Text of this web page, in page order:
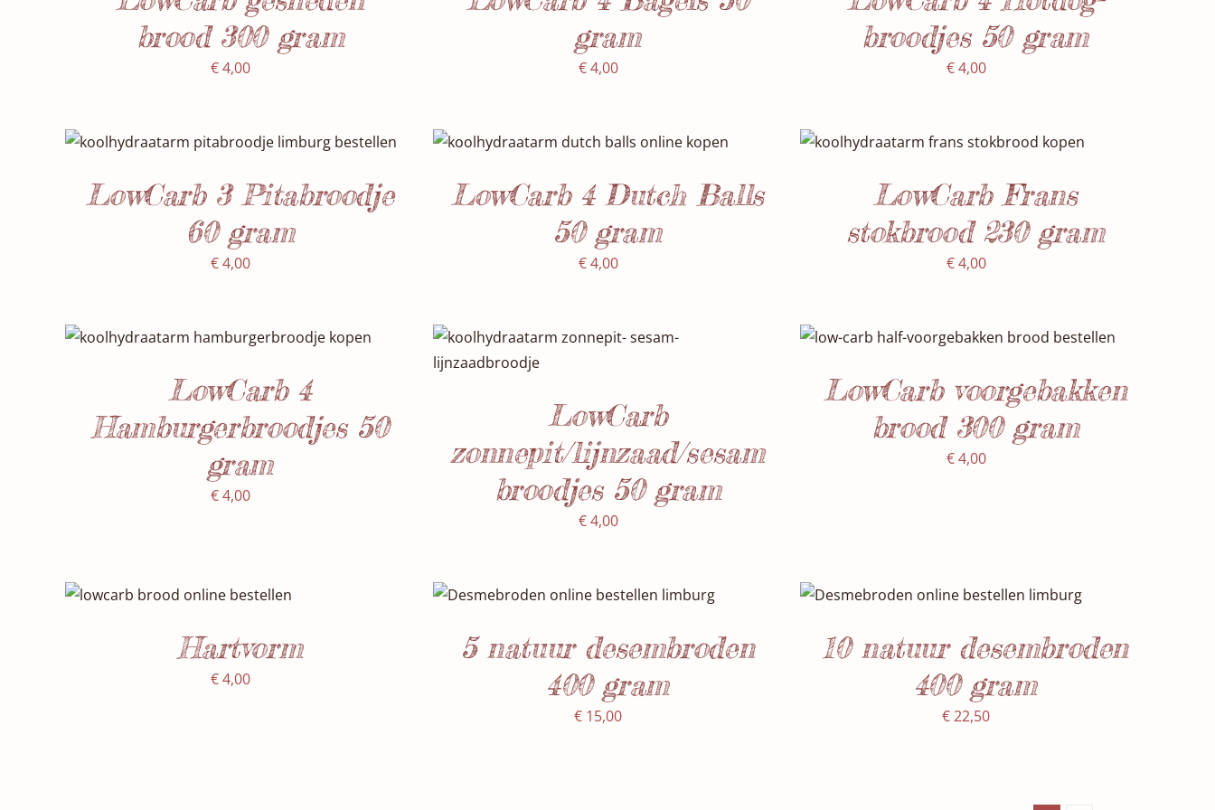
brood 300 gram
€4,00
gram
€4,00
broodjes 50 gram
€4,00
SELECTEER DATUM(S) / DETAILS
LowCarb 3 Pitabroodje
60 gram
€4,00
SELECTEER DATUM(S) / DETAILS
LowCarb 4 Dutch Balls
50 gram
€4,00
SELECTEER DATUM(S) / DETAILS
LowCarb Frans
stokbrood 230 gram
€4,00
SELECTEER DATUM(S) / DETAILS
LowCarb 4
Hamburgerbroodjes 50
gram
€4,00
SELECTEER DATUM(S)
LowCarb
zonnepit/lijnzaad/sesam
broodjes 50 gram
€4,00
Waardering
SELECTEER DATUM(S)
LowCarb voorgebakken
brood 300 gram
€4,00
SELECTEER DATUM(S) /
Hartvorm
€4,00
SELECTEER DATUM(S) / DETAILS
5 natuur desembroden
400 gram
€ 15,00
SELECTEER DATUM(S) / DETAILS
10 natuur desembroden
400 gram
€22,50